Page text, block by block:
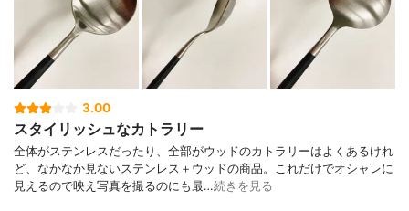
3.00
スタイリッシュなカトラリー
全体がステンレスだったり、全部がウッドのカトラリーはよくあるけれ
ど、なかなか見ないステンレス＋ウッドの商品。これだけでオシャレに
見えるので映え写真を撮るのにも最…続きを見る